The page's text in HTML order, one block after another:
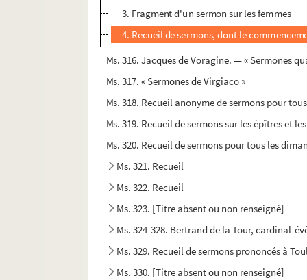
3. Fragment d'un sermon sur les femmes
4. Recueil de sermons, dont le
Ms. 316. Jacques de Voragine. — « Sermones
Ms. 317. « Sermones de Virgiaco »
Ms. 318. Recueil anonyme de sermons pour
Ms. 319. Recueil de sermons sur les épîtres et
Ms. 320. Recueil de sermons pour tous les
Ms. 321. Recueil
Ms. 322. Recueil
Ms. 323. [Titre absent ou non renseigné]
Ms. 324-328. Bertrand de la Tour, cardinal-
Ms. 329. Recueil de sermons prononcés à
Ms. 330. [Titre absent ou non renseigné]